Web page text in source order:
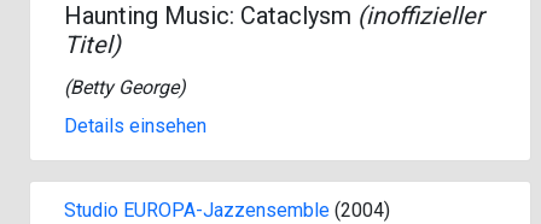
Haunting Music: Cataclysm (inoffizieller
Titel)
(Betty George)
Details einsehen
Studio EUROPA-Jazzensemble (2004)